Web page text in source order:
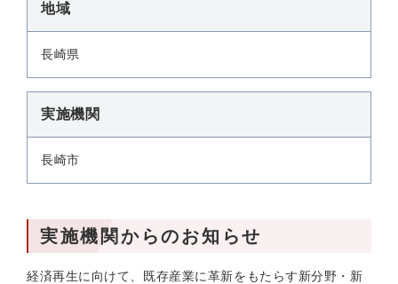
地域
長崎県
実施機関
長崎市
実施機関からのお知らせ
経済再生に向けて、既存産業に革新をもたらす新分野・新